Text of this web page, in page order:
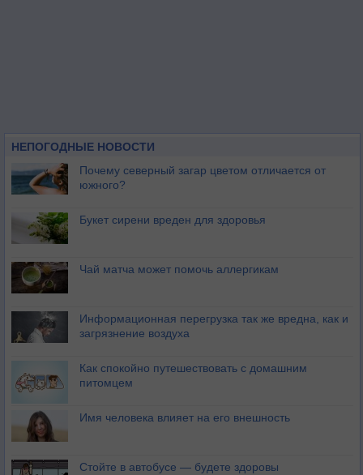
НЕПОГОДНЫЕ НОВОСТИ
Почему северный загар цветом отличается от
южного?
Букет сирени вреден для здоровья
Чай матча может помочь аллергикам
Информационная перегрузка так же вредна, как и
загрязнение воздуха
Как спокойно путешествовать с домашним
питомцем
Имя человека влияет на его внешность
Стойте в автобусе — будете здоровы